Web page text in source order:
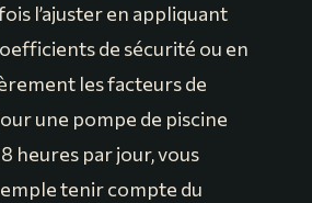
l’ajuster en appliquant
de sécurité ou en
les facteurs de
une pompe de piscine
heures par jour, vous
tenir compte du